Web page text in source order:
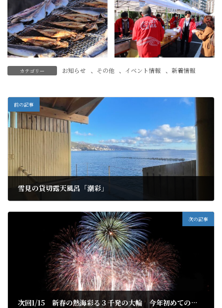
カテゴリー お知らせ 、 その他 、 イベント情報 、 新着情報
前の記事
雪見の貸切露天風呂「潮彩」
次の記事
次回1/15 新春の熱海彩る３千発の大輪 今年初めての熱海海上花火大会開催